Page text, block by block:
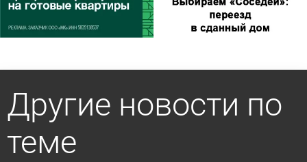
Другие новости по
теме